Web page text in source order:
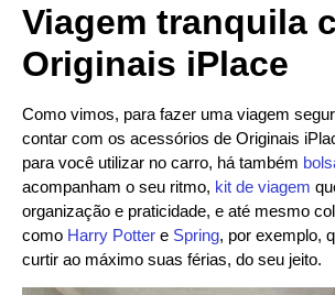
Viagem tranquila
Originais iPlace
Como vimos, para fazer uma viagem
contar com os acessórios de Originais
para você utilizar no carro, há também
acompanham o seu ritmo, kit de viagem
organização e praticidade, e até mesmo
como Harry Potter e Spring, por exemplo,
curtir ao máximo suas férias, do seu jeito.